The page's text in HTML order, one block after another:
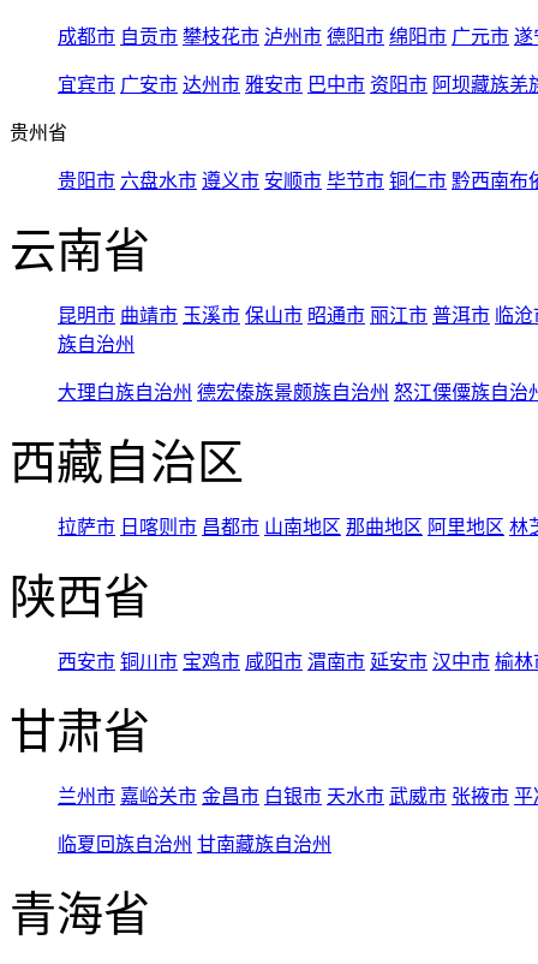
成都市 自贡市 攀枝花市 泸州市 德阳市 绵阳市 广元市 遂
宜宾市 广安市 达州市 雅安市 巴中市 资阳市 阿坝藏族羌
贵州省
贵阳市 六盘水市 遵义市 安顺市 毕节市 铜仁市 黔西南布
云南省
昆明市 曲靖市 玉溪市 保山市 昭通市 丽江市 普洱市 临
族自治州
大理白族自治州 德宏傣族景颇族自治州 怒江傈僳族自治
西藏自治区
拉萨市 日喀则市 昌都市 山南地区 那曲地区 阿里地区 林
陕西省
西安市 铜川市 宝鸡市 咸阳市 渭南市 延安市 汉中市 榆林
甘肃省
兰州市 嘉峪关市 金昌市 白银市 天水市 武威市 张掖市 平
临夏回族自治州 甘南藏族自治州
青海省